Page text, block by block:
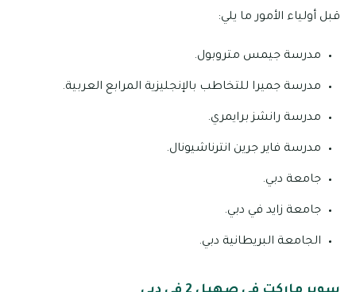
قبل أولياء الأمور ما يلي:
مدرسة جيمس متروبول.
مدرسة جميرا للتخاطب بالإنجليزية المرابع العربية.
مدرسة رانشز برايمري.
مدرسة فاير جرين انترناشيونال.
جامعة دبي.
جامعة زايد في دبي.
الجامعة البريطانية دبي.